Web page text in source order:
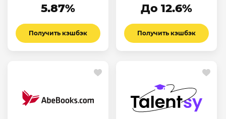
5.87%
Получить кэшбэк
До 12.6%
Получить кэшбэк